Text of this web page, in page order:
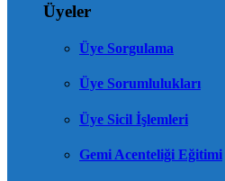
Üyeler
Üye Sorgulama
Üye Sorumlulukları
Üye Sicil İşlemleri
Gemi Acenteliği Eğitimi